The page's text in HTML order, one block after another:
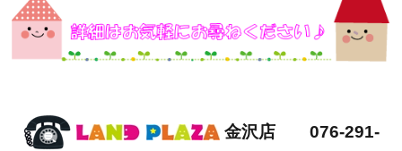
金沢店 076-291-